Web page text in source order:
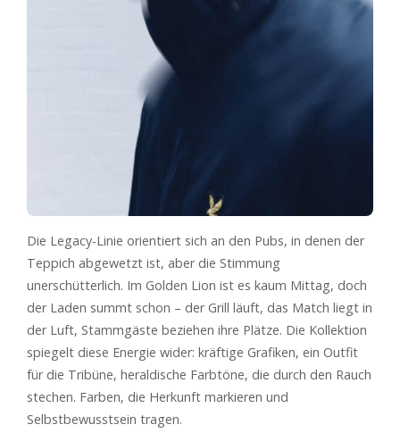
Die Legacy-Linie orientiert sich an den Pubs, in denen der
Teppich abgewetzt ist, aber die Stimmung
unerschütterlich. Im Golden Lion ist es kaum Mittag, doch
der Laden summt schon – der Grill läuft, das Match liegt in
der Luft, Stammgäste beziehen ihre Plätze. Die Kollektion
spiegelt diese Energie wider: kräftige Grafiken, ein Outfit
für die Tribüne, heraldische Farbtöne, die durch den Rauch
stechen. Farben, die Herkunft markieren und
Selbstbewusstsein tragen.